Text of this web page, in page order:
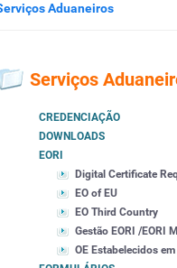
Aduaneiros
Serviços
CREDENCIAÇÃO
DOWNLOADS
EORI
Digital Certificate
EO of EU
EO Third Country
Gestão EORI /EORI
OE Estabelecidos